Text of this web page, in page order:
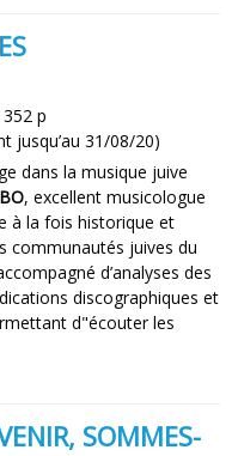
352 p
jusqu’au 31/08/20)
dans la musique juive
, excellent musicologue
à la fois historique et
communautés juives du
d’analyses des
discographiques et
d"écouter les
SOMMES-